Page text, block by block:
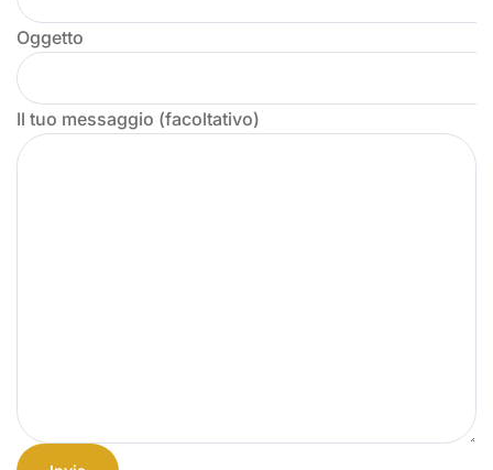
Oggetto
Il tuo messaggio (facoltativo)